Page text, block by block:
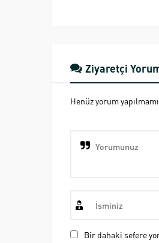
Ziyaretçi
Henüz yorum
Bir dahaki sefere